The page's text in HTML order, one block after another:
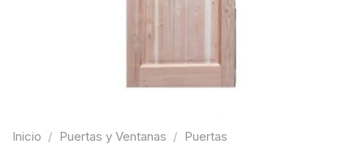
Inicio / Puertas y Ventanas / Puertas